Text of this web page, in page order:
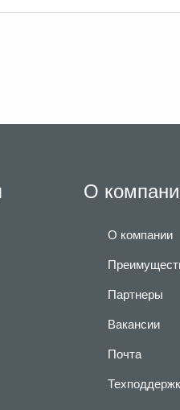
О
О компании
Партнеры
Вакансии
Почта